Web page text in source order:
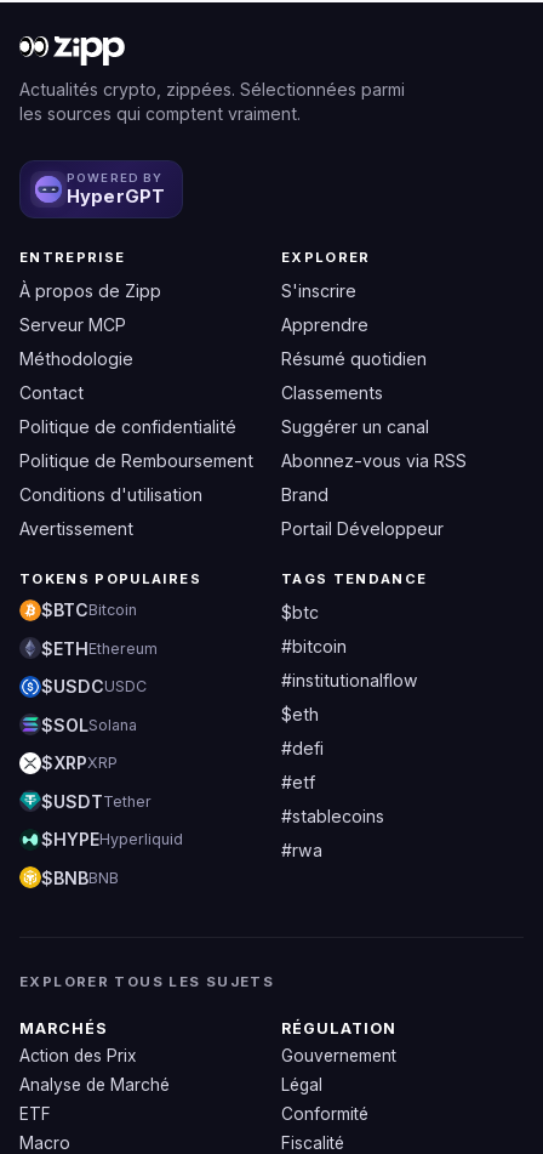
Actualités crypto, zippées. Sélectionnées parmi
les sources qui comptent vraiment.
POWERED BY
HyperGPT
ENTREPRISE
À propos de Zipp
Serveur MCP
Méthodologie
Contact
Politique de confidentialité
Politique de Remboursement
Conditions d'utilisation
Avertissement
EXPLORER
S'inscrire
Apprendre
Résumé quotidien
Classements
Suggérer un canal
Abonnez-vous via RSS
Brand
Portail Développeur
TOKENS POPULAIRES
$BTCBitcoin
$ETHEthereum
$USDCUSDC
$SOLSolana
$XRPXRP
$USDTTether
$HYPEHyperliquid
$BNBBNB
TAGS TENDANCE
$btc
#bitcoin
#institutionalflow
$eth
#defi
#etf
#stablecoins
#rwa
EXPLORER TOUS LES SUJETS
MARCHÉS
Action des Prix
Analyse de Marché
ETF
Macro
RÉGULATION
Gouvernement
Légal
Conformité
Fiscalité